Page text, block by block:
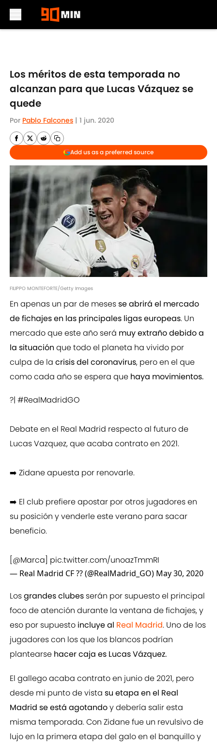
Los méritos de esta temporada no
alcanzan para que Lucas Vázquez se
quede
Por Pablo Falcones | 1 jun. 2020
Add us as a preferred source
FILIPPO MONTEFORTE/Getty Images
En apenas un par de mesesse abrirá el mercado
de fichajes en las principales ligas europeas. Un
mercado que este año será muy extraño debido a
la situación que todo el planeta ha vivido por
culpa de la crisis del coronavirus, pero en el que
como cada año se espera que haya movimientos.
?| #RealMadridGO
Debate en el Real Madrid respecto al futuro de
Lucas Vazquez, que acaba contrato en 2021.
➡️ Zidane apuesta por renovarle.
➡️ El club prefiere apostar por otros jugadores en
su posición y venderle este verano para sacar
beneficio.
@Marca pic.twitter.com/unoazTmmRI
— Real Madrid CF ?? (@RealMadrid_GO) May 30, 2020
Losgrandes clubes serán por supuesto el principal
foco de atención durante la ventana de fichajes, y
eso por supuesto incluye al Real Madrid. Uno de los
jugadores con los que los blancos podrían
plantearse hacer caja es Lucas Vázquez.
El gallego acaba contrato en junio de 2021, pero
desde mi punto de vista su etapa en el Real
Madrid se está agotandoy debería salir esta
misma temporada. Con Zidane fue un revulsivo de
lujo en la primera etapa del galo en el banquillo y